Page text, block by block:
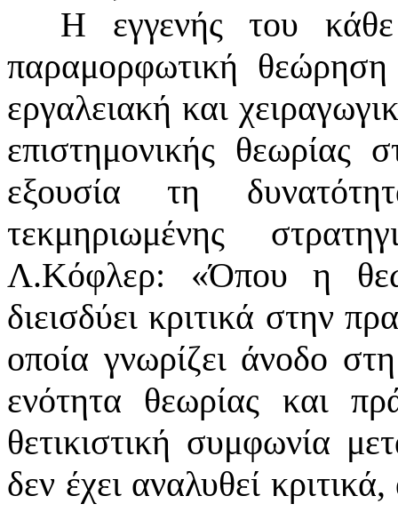
Η εγγενής του κάθε
παραμορφωτική
εργαλειακή και
επιστημονικής θεωρίας
εξουσία τη
τεκμηριωμένης
Λ.Κόφλερ: «Όπου η
διεισδύει κριτικά στην
οποία γνωρίζει άνοδο
ενότητα θεωρίας και
θετικιστική συμφωνία
δεν έχει αναλυθεί